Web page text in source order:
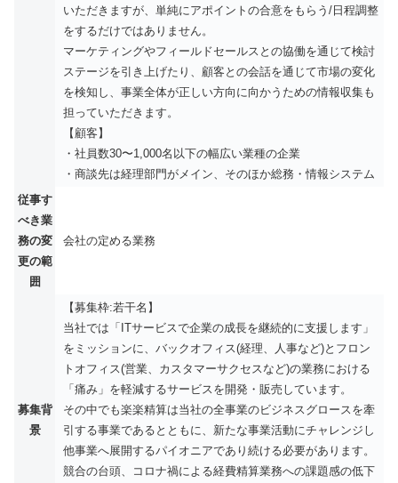
いただきますが、単純にアポイントの合意をもらう/日程調整
をするだけではありません。
マーケティングやフィールドセールスとの協働を通じて検討
ステージを引き上げたり、顧客との会話を通じて市場の変化
を検知し、事業全体が正しい方向に向かうための情報収集も
担っていただきます。
【顧客】
・社員数30〜1,000名以下の幅広い業種の企業
・商談先は経理部門がメイン、そのほか総務・情報システム
従事す
べき業
務の変
更の範
囲
会社の定める業務
募集背
景
【募集枠:若干名】
当社では「ITサービスで企業の成長を継続的に支援します」
をミッションに、バックオフィス(経理、人事など)とフロン
トオフィス(営業、カスタマーサクセスなど)の業務における
「痛み」を軽減するサービスを開発・販売しています。
その中でも楽楽精算は当社の全事業のビジネスグロースを牽
引する事業であるとともに、新たな事業活動にチャレンジし
他事業へ展開するパイオニアであり続ける必要があります。
競合の台頭、コロナ禍による経費精算業務への課題感の低下